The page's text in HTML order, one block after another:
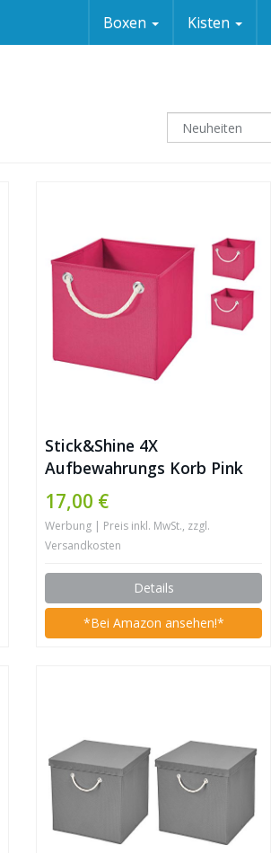
Boxen Kisten
Stick&Shine 4X
Aufbewahrungs Korb Pink
Faltbox 15 x 15 x 15 cm
Regalkorb faltbar mit
Kordel
17,00 €
Werbung | Preis inkl. MwSt., zzgl.
Versandkosten
Details
*Bei Amazon ansehen!*